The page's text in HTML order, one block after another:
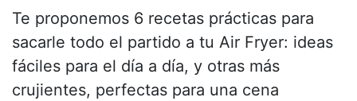
Te proponemos 6 recetas prácticas para
sacarle todo el partido a tu Air Fryer: ideas
fáciles para el día a día, y otras más
crujientes, perfectas para una cena